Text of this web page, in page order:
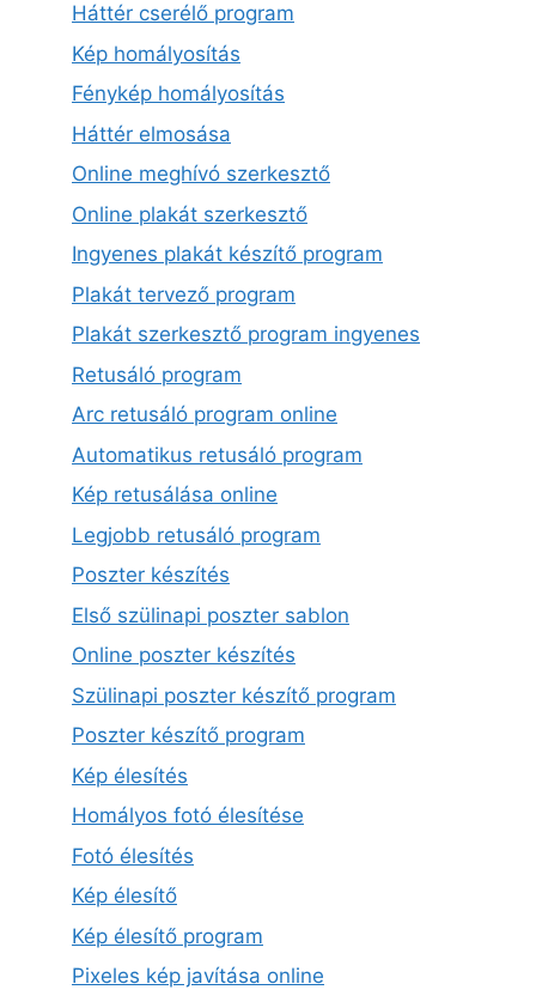
Háttér cserélő program
Kép homályosítás
Fénykép homályosítás
Háttér elmosása
Online meghívó szerkesztő
Online plakát szerkesztő
Ingyenes plakát készítő program
Plakát tervező program
Plakát szerkesztő program ingyenes
Retusáló program
Arc retusáló program online
Automatikus retusáló program
Kép retusálása online
Legjobb retusáló program
Poszter készítés
Első szülinapi poszter sablon
Online poszter készítés
Szülinapi poszter készítő program
Poszter készítő program
Kép élesítés
Homályos fotó élesítése
Fotó élesítés
Kép élesítő
Kép élesítő program
Pixeles kép javítása online